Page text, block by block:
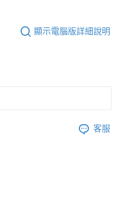
顯示電腦版詳細說明
客服